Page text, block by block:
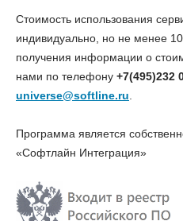
Стоимость использования
индивидуально, но не менее
получения информации о
нами по телефону +7(495)232
universe@softline.ru.
Программа является
«Софтлайн Интеграция»